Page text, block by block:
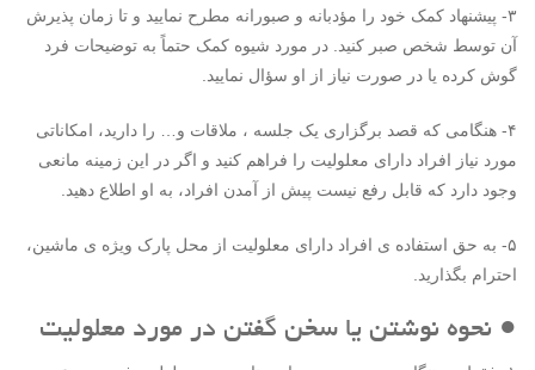
۳- پیشنهاد کمک خود را مؤدبانه و صبورانه مطرح نمایید و تا زمان پذیرش
آن توسط شخص صبر کنید. در مورد شیوه کمک حتماً به توضیحات فرد
گوش کرده یا در صورت نیاز از او سؤال نمایید.
۴- هنگامی که قصد برگزاری یک جلسه ، ملاقات و… را دارید، امکاناتی
مورد نیاز افراد دارای معلولیت را فراهم کنید و اگر در این زمینه مانعی
وجود دارد که قابل رفع نیست پیش از آمدن افراد، به او اطلاع دهید.
۵- به حق استفاده ی افراد دارای معلولیت از محل پارک ویژه ی ماشین،
احترام بگذارید.
● نحوه نوشتن یا سخن گفتن در مورد معلولیت